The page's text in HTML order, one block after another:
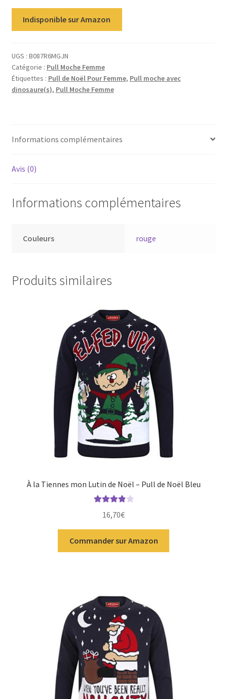
Indisponible sur Amazon
UGS : B087R6MGJN
Catégorie : Pull Moche Femme
Étiquettes : Pull de Noël Pour Femme, Pull moche avec
dinosaure(s), Pull Moche Femme
Informations complémentaires
Avis (0)
Informations complémentaires
Couleurs rouge
Produits similaires
À la Tiennes mon Lutin de Noël – Pull de Noël Bleu
sur 5
16,70€
Commander sur Amazon